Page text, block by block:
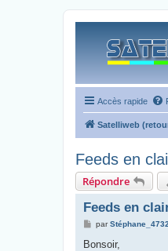
Accès rapide
Satelliweb
Feeds en
Répondre
Feeds en
M
s
par
Bonsoir,